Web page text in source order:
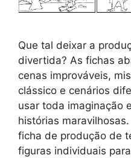
Que tal deixar a
divertida? As fichas
cenas improváveis,
clássico e cenários
usar toda imaginação
histórias
ficha de produção de
figuras individuais